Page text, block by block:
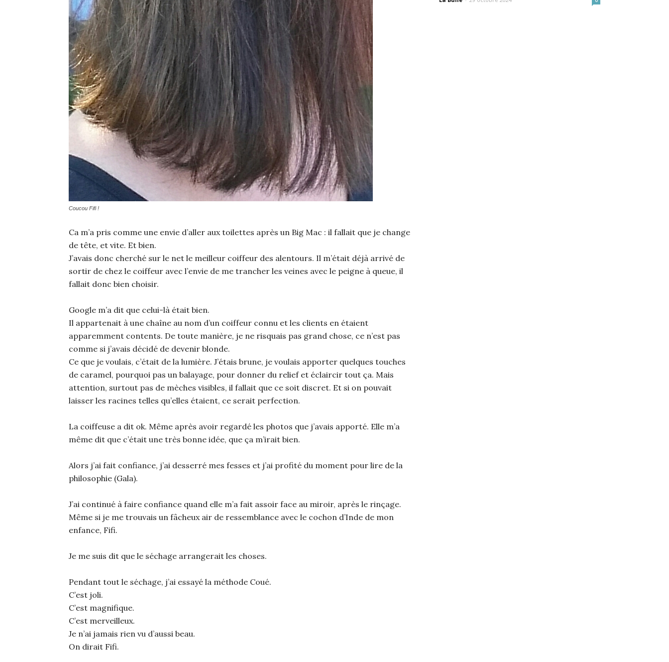
Coucou Fifi !
Ca m’a pris comme une envie d’aller aux toilettes après un Big Mac : il fallait que je change
de tête, et vite. Et bien.
J’avais donc cherché sur le net le meilleur coiffeur des alentours. Il m’était déjà arrivé de
sortir de chez le coiffeur avec l’envie de me trancher les veines avec le peigne à queue, il
fallait donc bien choisir.
Google m’a dit que celui-là était bien.
Il appartenait à une chaîne au nom d’un coiffeur connu et les clients en étaient
apparemment contents. De toute manière, je ne risquais pas grand chose, ce n’est pas
comme si j’avais décidé de devenir blonde.
Ce que je voulais, c’était de la lumière. J’étais brune, je voulais apporter quelques touches
de caramel, pourquoi pas un balayage, pour donner du relief et éclaircir tout ça. Mais
attention, surtout pas de mèches visibles, il fallait que ce soit discret. Et si on pouvait
laisser les racines telles qu’elles étaient, ce serait perfection.
La coiffeuse a dit ok. Même après avoir regardé les photos que j’avais apporté. Elle m’a
même dit que c’était une très bonne idée, que ça m’irait bien.
Alors j’ai fait confiance, j’ai desserré mes fesses et j’ai profité du moment pour lire de la
philosophie (Gala).
J’ai continué à faire confiance quand elle m’a fait assoir face au miroir, après le rinçage.
Même si je me trouvais un fâcheux air de ressemblance avec le cochon d’Inde de mon
enfance, Fifi.
Je me suis dit que le séchage arrangerait les choses.
Pendant tout le séchage, j’ai essayé la méthode Coué.
C’est joli.
C’est magnifique.
C’est merveilleux.
Je n’ai jamais rien vu d’aussi beau.
On dirait Fifi.